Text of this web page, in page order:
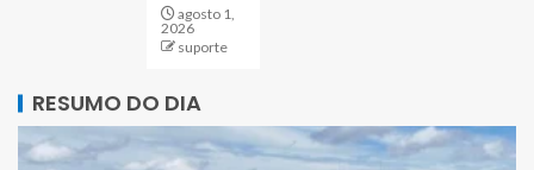
agosto 1,
2026
suporte
RESUMO DO DIA